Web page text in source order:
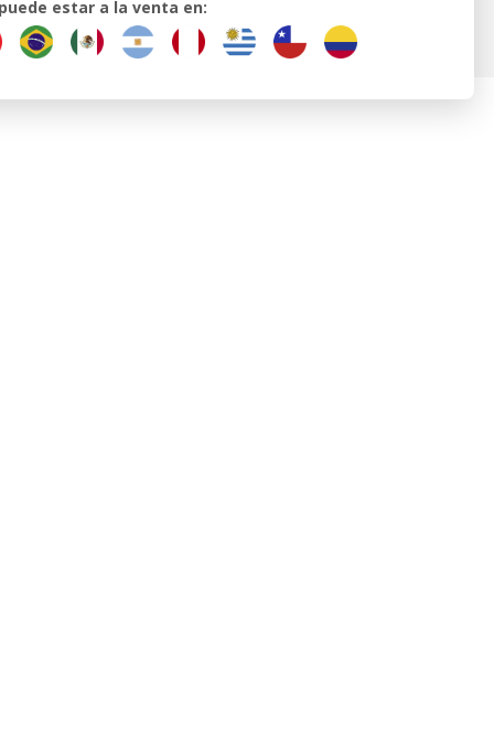
estar a la venta en: